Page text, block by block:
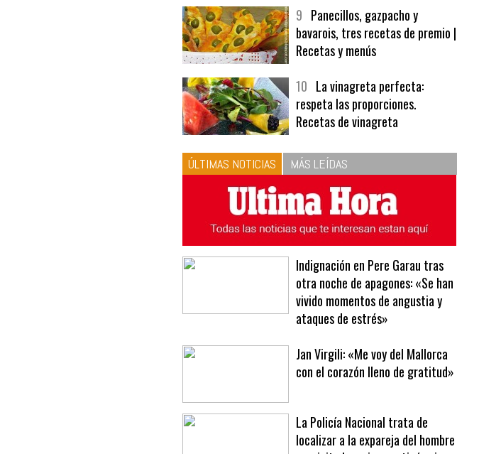
bavarois, tres recetas de premio |
Recetas y menús
respeta las proporciones.
Recetas de vinagreta
ÚLTIMAS NOTICIAS MÁS LEÍDAS
Indignación en Pere Garau tras
vivido momentos de angustia y
ataques de estrés»
con el corazón lleno de gratitud»